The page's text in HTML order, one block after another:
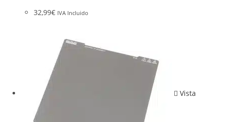
32,99€ IVA Incluido
Vista